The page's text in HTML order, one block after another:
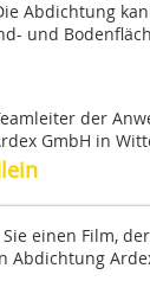
Abdichtung
und
der
GmbH in
einen Film,